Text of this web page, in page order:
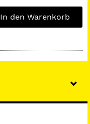
In den Warenkorb